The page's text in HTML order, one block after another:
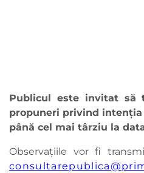
Publicul este invitat să
propuneri privind intenţia
până cel mai târziu la data
Observaţiile vor fi